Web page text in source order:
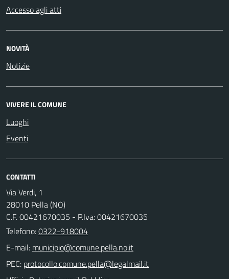
Accesso agli atti
NOVITÀ
Notizie
VIVERE IL COMUNE
Luoghi
Eventi
CONTATTI
Via Verdi, 1
28010 Pella (NO)
C.F. 00421670035 - P.Iva: 00421670035
Telefono:0322-918004
E-mail:
PEC: